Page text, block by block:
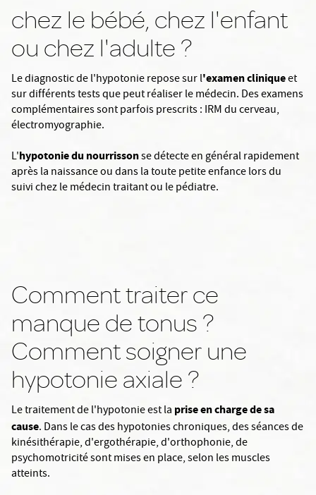
chez le bébé, chez l'enfant
ou chez l'adulte ?
Le diagnostic de l'hypotonie repose sur l'examen cliniqueet
sur différents tests que peut réaliser le médecin. Des examens
complémentaires sont parfois prescrits : IRM du cerveau,
électromyographie.
L'hypotonie du nourrissonse détecte en général rapidement
après la naissance ou dans la toute petite enfance lors du
suivi chez le médecin traitant ou le pédiatre.
Comment traiter ce
manque de tonus ?
Comment soigner une
hypotonie axiale ?
Le traitement de l'hypotonie est la prise en charge de sa
cause. Dans le cas des hypotonies chroniques, des séances de
kinésithérapie, d'ergothérapie, d'orthophonie, de
psychomotricité sont mises en place, selon les muscles
atteints.